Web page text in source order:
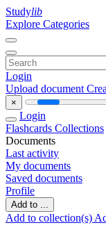
Studylib
Explore Categories
Login
Upload document
×
Login
Flashcards Collections
Documents
Last activity
My documents
Saved documents
Profile
Add to ...
Add to collection(s)